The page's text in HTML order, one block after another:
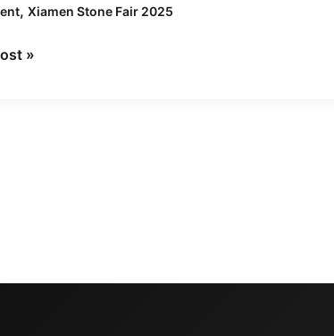
, Xiamen Stone Fair 2025
»